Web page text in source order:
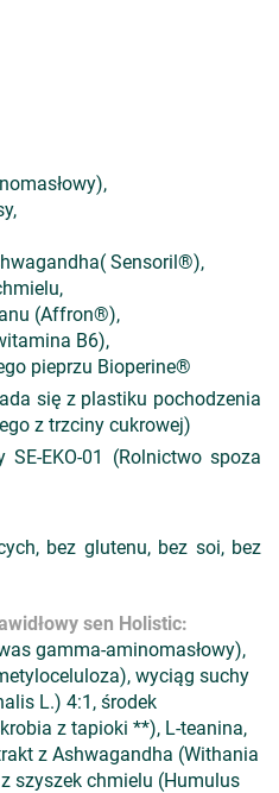
Sensoril®),
(Affron®),
B6),
pieprzu Bioperine®
się z plastiku pochodzenia
z trzciny cukrowej)
SE-EKO-01 (Rolnictwo spoza
bez glutenu, bez soi, bez
sen Holistic:
gamma-aminomasłowy),
wyciąg suchy
L.) 4:1, środek
z tapioki **), L-teanina,
z Ashwagandha (Withania
szyszek chmielu (Humulus